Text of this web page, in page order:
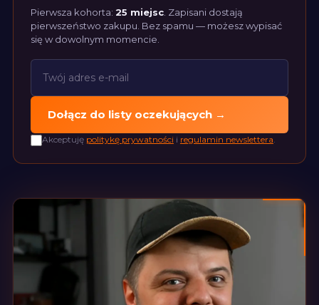
Pierwsza kohorta: 25 miejsc. Zapisani dostają
pierwszeństwo zakupu. Bez spamu — możesz wypisać
się w dowolnym momencie.
Dołącz do listy oczekujących →
Akceptuję politykę prywatności i regulamin newslettera.